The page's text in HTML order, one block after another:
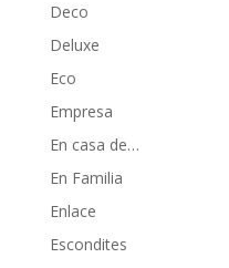
Deco
Deluxe
Eco
Empresa
En casa de…
En Familia
Enlace
Escondites